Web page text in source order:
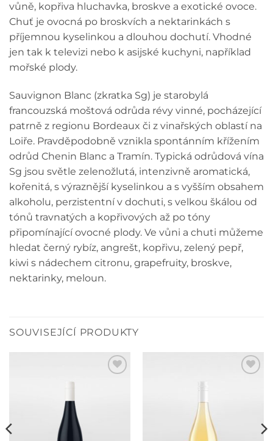
vůně, kopřiva hluchavka, broskve a exotické ovoce.
Chuť je ovocná po broskvích a nektarinkách s
příjemnou kyselinkou a dlouhou dochutí. Vhodné
jen tak k televizi nebo k asijské kuchyni, například
mořské plody.
Sauvignon Blanc (zkratka Sg) je starobylá
francouzská moštová odrůda révy vinné, pocházející
patrně z regionu Bordeaux či z vinařských oblastí na
Loiře. Pravděpodobně vznikla spontánním křížením
odrůd Chenin Blanc a Tramín. Typická odrůdová vína
Sg jsou světle zelenožlutá, intenzivně aromatická,
kořenitá, s výraznější kyselinkou a s vyšším obsahem
alkoholu, perzistentní v dochuti, s velkou škálou od
tónů travnatých a kopřivových až po tóny
připomínající ovocné plody. Ve vůni a chuti můžeme
hledat černý rybíz, angrešt, kopřivu, zelený pepř,
kiwi s nádechem citronu, grapefruity, broskve,
nektarinky, meloun.
SOUVISEJÍCÍ PRODUKTY